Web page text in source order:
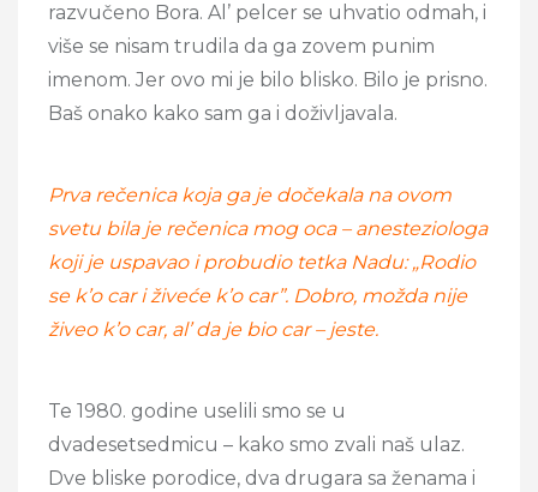
razvučeno Bora. Al’ pelcer se uhvatio odmah, i
više se nisam trudila da ga zovem punim
imenom. Jer ovo mi je bilo blisko. Bilo je prisno.
Baš onako kako sam ga i doživljavala.
Prva rečenica koja ga je dočekala na ovom
svetu bila je rečenica mog oca – anesteziologa
koji je uspavao i probudio tetka Nadu: „Rodio
se k’o car i živeće k’o car”. Dobro, možda nije
živeo k’o car, al’ da je bio car – jeste.
Te 1980. godine uselili smo se u
dvadesetsedmicu – kako smo zvali naš ulaz.
Dve bliske porodice, dva drugara sa ženama i